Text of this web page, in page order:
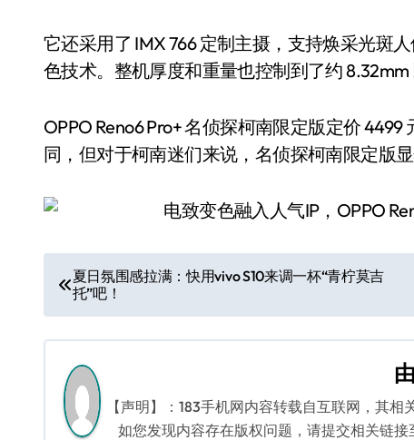
它还采用了 IMX 766 定制主摄，支持焕采光斑
色技术。整机厚度和重量也控制到了约 8.32mm
OPPO Reno6 Pro+ 名侦探柯南限定版定价 4499
同，但对于柯南迷们来说，名侦探柯南限定版显
文
章
导
航
夏日氛围感拉满：快用vivo S10来调一杯“青柠莫吉
托”吧！
由
【声明】：183手机网内容转载自互联网，其
如您发现内容存在版权问题，请提交相关链